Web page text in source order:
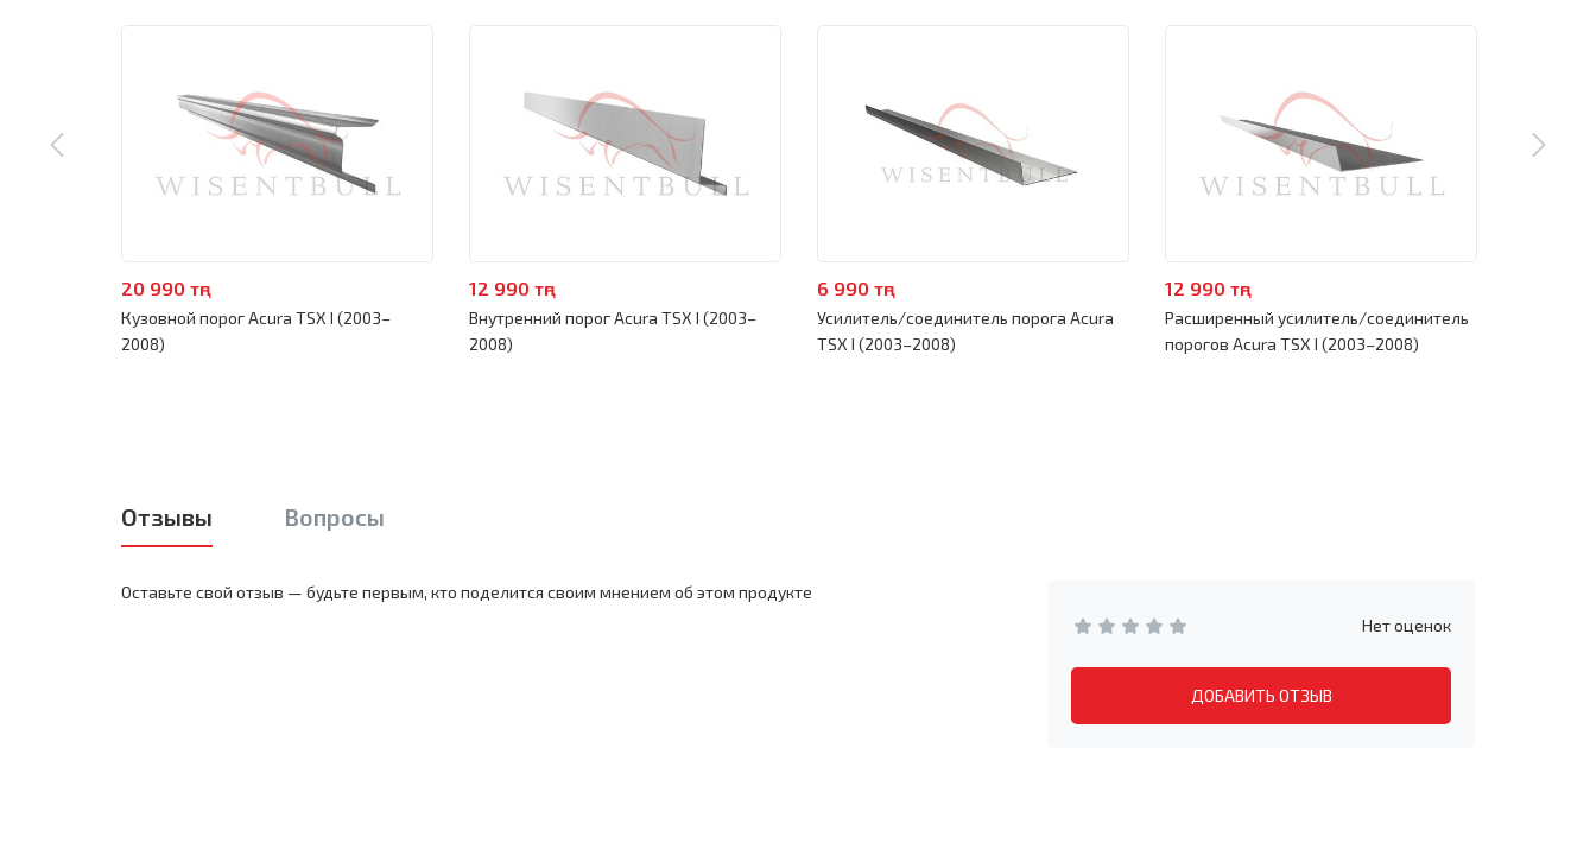
20 990 тңг
Кузовной порог Acura TSX I (2003–
2008)
12 990 тңг
Внутренний порог Acura TSX I (2003–
2008)
6 990 тңг
Усилитель/соединитель порога Acura
TSX I (2003–2008)
12 990 тңг
Расширенный усилитель/соединитель
порогов Acura TSX I (2003–2008)
Отзывы Вопросы
Нет оценок
ДОБАВИТЬ ОТЗЫВ
Оставьте свой отзыв — будьте первым, кто поделится своим мнением об этом продукте